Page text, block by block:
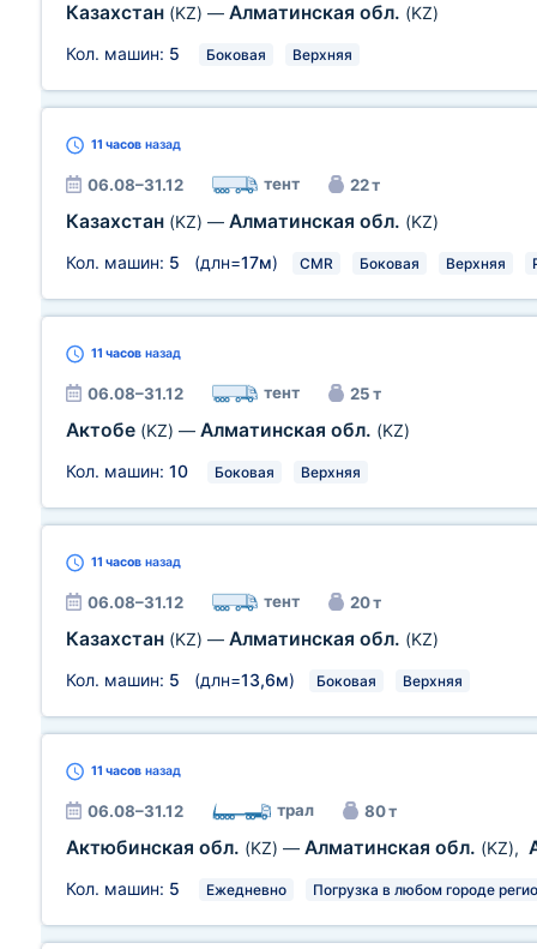
Казахстан (KZ) — Алматинская обл. (KZ)
Кол. машин: 5 Боковая Верхняя
11 часов назад
06.08–31.12 тент 22 т
Казахстан (KZ) — Алматинская обл. (KZ)
Кол. машин: 5 (длн=17м) CMR Боковая Верхняя
11 часов назад
06.08–31.12 тент 25 т
Актобе (KZ) — Алматинская обл. (KZ)
Кол. машин: 10 Боковая Верхняя
11 часов назад
06.08–31.12 тент 20 т
Казахстан (KZ) — Алматинская обл. (KZ)
Кол. машин: 5 (длн=13,6м) Боковая Верхняя
11 часов назад
06.08–31.12 трал 80 т
Актюбинская обл. (KZ) — Алматинская обл. (KZ),
Кол. машин: 5 Ежедневно Погрузка в любом городе